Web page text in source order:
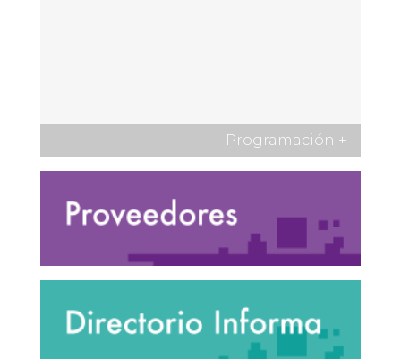
Programación +